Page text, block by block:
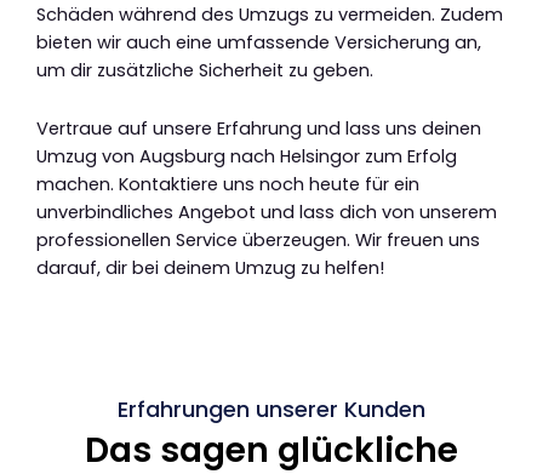
Schäden während des Umzugs zu vermeiden. Zudem
bieten wir auch eine umfassende Versicherung an,
um dir zusätzliche Sicherheit zu geben.
Vertraue auf unsere Erfahrung und lass uns deinen
Umzug von Augsburg nach Helsingor zum Erfolg
machen. Kontaktiere uns noch heute für ein
unverbindliches Angebot und lass dich von unserem
professionellen Service überzeugen. Wir freuen uns
darauf, dir bei deinem Umzug zu helfen!
Erfahrungen unserer Kunden
Das sagen glückliche